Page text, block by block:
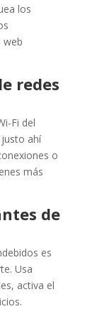
los
web
redes
Fi del
ahí
o
más
de
es
Usa
activa el